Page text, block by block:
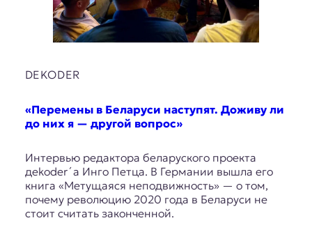
DEKODER
«Перемены в Беларуси наступят. Доживу ли
до них я — другой вопрос»
Интервью редактора беларуского проекта
дekoder´а Инго Петца. В Германии вышла его
книга «Метущаяся неподвижность» — о том,
почему революцию 2020 года в Беларуси не
стоит считать законченной.